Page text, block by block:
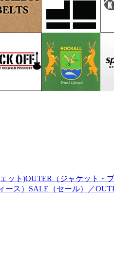
ット)OUTER（ジャケット・
ース） SALE（セール）／